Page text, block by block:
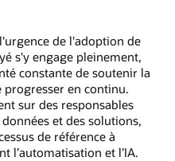
de l'adoption de
s'y engage pleinement,
constante de soutenir la
en continu.
sur des responsables
et des solutions,
de référence à
l’automatisation et l’IA.